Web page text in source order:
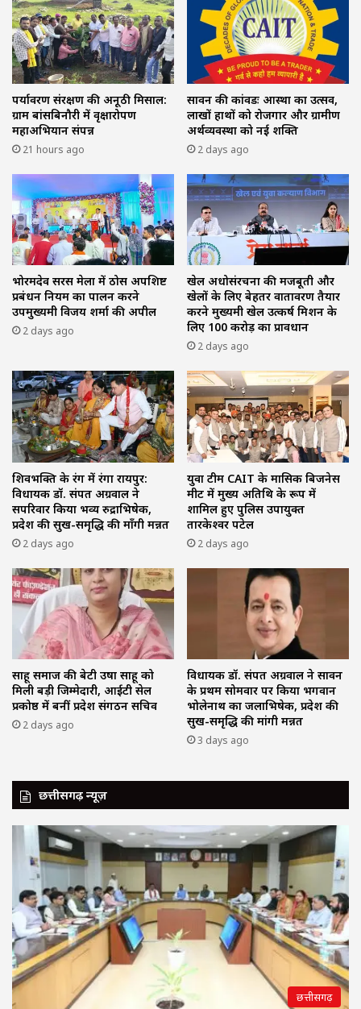
पर्यावरण संरक्षण की अनूठी मिसाल:
ग्राम बांसबिनौरी में वृक्षारोपण
महाअभियान संपन्न
21 hours ago
सावन की कांवडः आस्था का उत्सव,
लाखों हाथों को रोजगार और ग्रामीण
अर्थव्यवस्था को नई शक्ति
2 days ago
भोरमदेव सरस मेला में ठोस अपशिष्ट
प्रबंधन नियम का पालन करने
उपमुख्यमंत्री विजय शर्मा की अपील
2 days ago
खेल अधोसंरचना की मजबूती और
खेलों के लिए बेहतर वातावरण तैयार
करने मुख्यमंत्री खेल उत्कर्ष मिशन के
लिए 100 करोड़ का प्रावधान
2 days ago
शिवभक्ति के रंग में रंगा रायपुर:
विधायक डॉ. संपत अग्रवाल ने
सपरिवार किया भव्य रुद्राभिषेक,
प्रदेश की सुख-समृद्धि की माँगी मन्नत
2 days ago
युवा टीम CAIT के मासिक बिजनेस
मीट में मुख्य अतिथि के रूप में
शामिल हुए पुलिस उपायुक्त
तारकेश्वर पटेल
2 days ago
साहू समाज की बेटी उषा साहू को
मिली बड़ी जिम्मेदारी, आईटी सेल
प्रकोष्ठ में बनीं प्रदेश संगठन सचिव
2 days ago
विधायक डॉ. संपत अग्रवाल ने सावन
के प्रथम सोमवार पर किया भगवान
भोलेनाथ का जलाभिषेक, प्रदेश की
सुख-समृद्धि की मांगी मन्नत
3 days ago
छत्तीसगढ़ न्यूज़
छत्तीसगढ़